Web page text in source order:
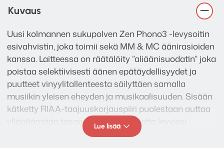
Kuvaus
Uusi kolmannen sukupolven Zen Phono3 -levysoitin
esivahvistin, joka toimii sekä MM & MC äänirasioiden
kanssa. Laitteessa on räätälöity ”aliäänisuodatin” joka
poistaa selektiivisesti äänen epätäydellisyydet ja
puutteet vinyylitallenteesta säilyttäen samalla
musiikin yleisen eheyden ja musikaalisuuden. Sisään
kätketty RIAA-taajuuskorjauspiiri puolestaan auttaa
ylläpitämään tasaista taajuusvastetta levyjesi
alkuperäisten ääniominaisuuksien säilyttämiseksi.
Lue lisää